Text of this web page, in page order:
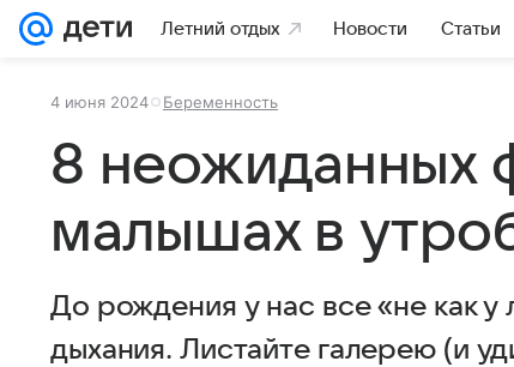
Летний отдых Новости Статьи
4 июня 2024 Беременность
8 неожиданных
малышах в
До рождения у нас все «не как
дыхания. Листайте галерею (и